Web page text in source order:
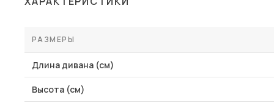
Шкафы и стеллажи
Комоды и тумбы
Вешалки и обувницы
Гарнитуры
РАЗМЕРЫ
Длина дивана (см)
Высота (см)